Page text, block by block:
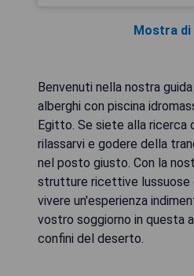
Mostra di
Benvenuti nella nostra
alberghi con piscina
Egitto. Se siete alla ricerca
rilassarvi e godere della
nel posto giusto. Con la
strutture ricettive
vivere un'esperienza
vostro soggiorno in questa
confini del deserto.